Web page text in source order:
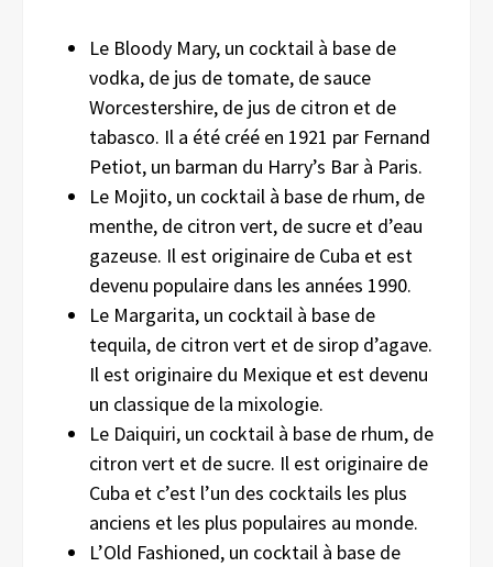
Le Bloody Mary, un cocktail à base de
vodka, de jus de tomate, de sauce
Worcestershire, de jus de citron et de
tabasco. Il a été créé en 1921 par Fernand
Petiot, un barman du Harry’s Bar à Paris.
Le Mojito, un cocktail à base de rhum, de
menthe, de citron vert, de sucre et d’eau
gazeuse. Il est originaire de Cuba et est
devenu populaire dans les années 1990.
Le Margarita, un cocktail à base de
tequila, de citron vert et de sirop d’agave.
Il est originaire du Mexique et est devenu
un classique de la mixologie.
Le Daiquiri, un cocktail à base de rhum, de
citron vert et de sucre. Il est originaire de
Cuba et c’est l’un des cocktails les plus
anciens et les plus populaires au monde.
L’Old Fashioned, un cocktail à base de